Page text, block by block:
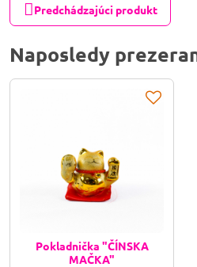
Predchádzajúci produkt
Naposledy
Pokladnička "ČÍNSKA
MAČKA"